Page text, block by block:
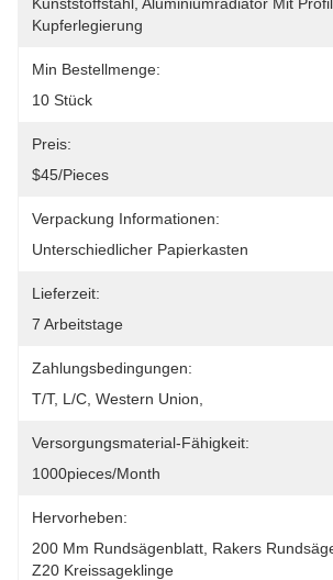
Kupferlegierung
Min Bestellmenge:
10 Stück
Preis:
$45/pieces
Verpackung Informationen:
Unterschiedlicher Papierkasten
Lieferzeit:
7 Arbeitstage
Zahlungsbedingungen:
T/T, L/C, Western Union,
Versorgungsmaterial-Fähigkeit:
1000pieces/month
Hervorheben:
200 Mm Rundsägenblatt Rakers
Z20 Kreissageklinge